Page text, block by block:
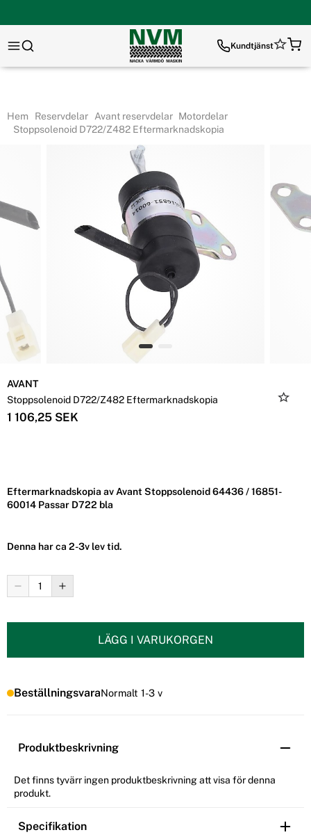
Kundtjänst
Hem Reservdelar Avant reservdelar Motordelar
Stoppsolenoid D722/Z482 Eftermarknadskopia
AVANT
Stoppsolenoid D722/Z482 Eftermarknadskopia
1 106,25 SEK
Eftermarknadskopia av Avant Stoppsolenoid 64436 / 16851-
60014 Passar D722 bla
Denna har ca 2-3v lev tid.
LÄGG I VARUKORGEN
BeställningsvaraNormalt 1-3 v
Produktbeskrivning
Det finns tyvärr ingen produktbeskrivning att visa för denna
produkt.
Specifikation